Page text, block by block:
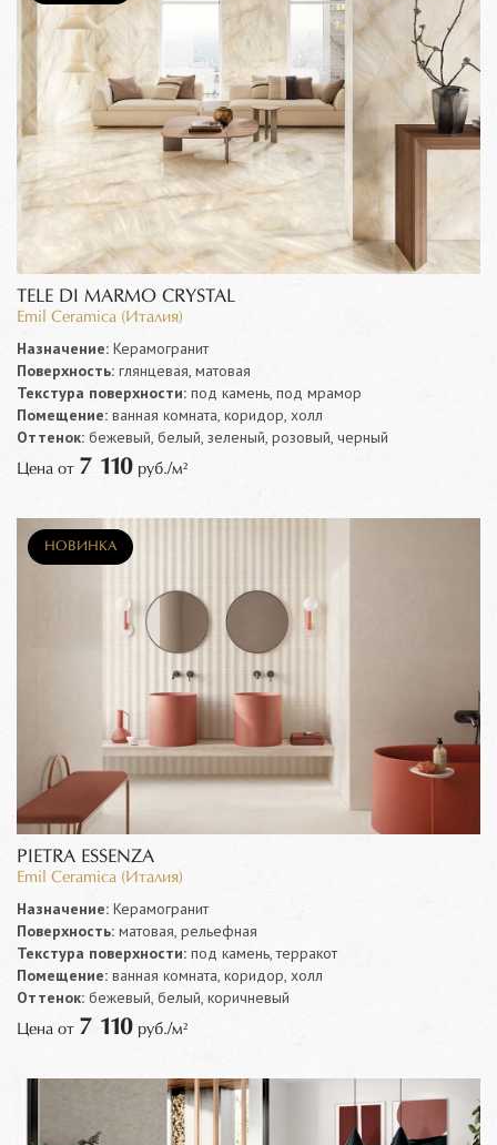
TELE DI MARMO CRYSTAL
Emil Ceramica (Италия)
Назначение: Керамогранит
Поверхность: глянцевая, матовая
Текстура поверхности: под камень, под мрамор
Помещение: ванная комната, коридор, холл
Оттенок: бежевый, белый, зеленый, розовый, черный
Цена от 7 110 руб./м²
НОВИНКА
PIETRA ESSENZA
Emil Ceramica (Италия)
Назначение: Керамогранит
Поверхность: матовая, рельефная
Текстура поверхности: под камень, терракот
Помещение: ванная комната, коридор, холл
Оттенок: бежевый, белый, коричневый
Цена от 7 110 руб./м²